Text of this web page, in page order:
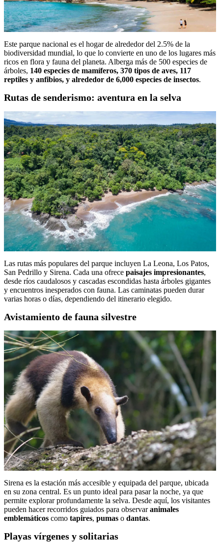
Este parque nacional es el hogar de alrededor del 2.5% de la
biodiversidad mundial, lo que lo convierte en uno de los lugares más
ricos en flora y fauna del planeta. Alberga más de 500 especies de
árboles, 140 especies de mamíferos, 370 tipos de aves, 117
reptiles y anfibios, y alrededor de 6,000 especies de insectos.
Rutas de senderismo: aventura en la selva
Las rutas más populares del parque incluyen La Leona, Los Patos,
San Pedrillo y Sirena. Cada una ofrece paisajes impresionantes,
desde ríos caudalosos y cascadas escondidas hasta árboles gigantes
y encuentros inesperados con fauna. Las caminatas pueden durar
varias horas o días, dependiendo del itinerario elegido.
Avistamiento de fauna silvestre
Sirena es la estación más accesible y equipada del parque, ubicada
en su zona central. Es un punto ideal para pasar la noche, ya que
permite explorar profundamente la selva. Desde aquí, los visitantes
pueden hacer recorridos guiados para observaranimales
emblemáticos como tapires, pumas o dantas.
Playas vírgenes y solitarias